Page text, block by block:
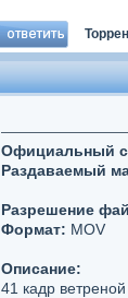
Официальный
Раздаваемый
Разрешение
Формат: MOV
Описание:
41 кадр